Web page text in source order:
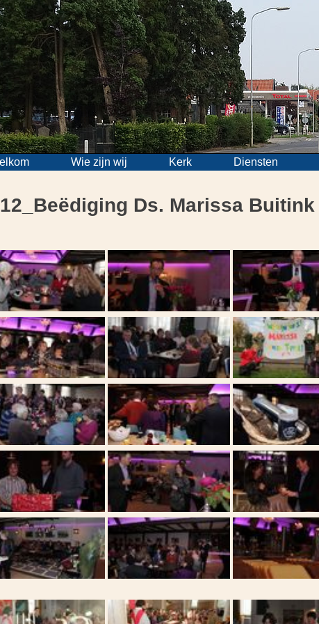
Wie zijn wij Kerk Diensten
Ds. Marissa Buitink